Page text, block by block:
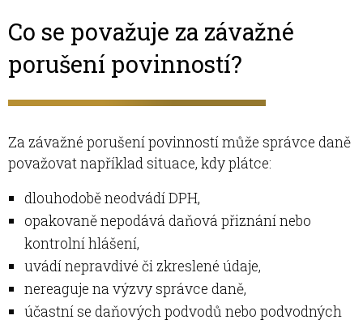
Co se považuje za závažné
porušení povinností?
Za závažné porušení povinností může správce daně
považovat například situace, kdy plátce:
dlouhodobě neodvádí DPH,
opakovaně nepodává daňová přiznání nebo
kontrolní hlášení,
uvádí nepravdivé či zkreslené údaje,
nereaguje na výzvy správce daně,
účastní se daňových podvodů nebo podvodných